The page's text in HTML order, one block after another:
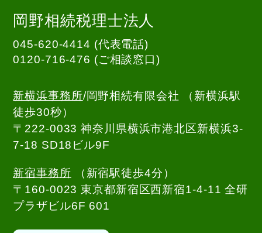
岡野相続税理士法人
045-620-4414 (代表電話)
0120-716-476 (ご相談窓口)
新横浜事務所/岡野相続有限会社 （新横浜駅
徒歩30秒）
〒222-0033 神奈川県横浜市港北区新横浜3-
7-18 SD18ビル9F
新宿事務所 （新宿駅徒歩4分）
〒160-0023 東京都新宿区西新宿1-4-11 全研
プラザビル6F 601